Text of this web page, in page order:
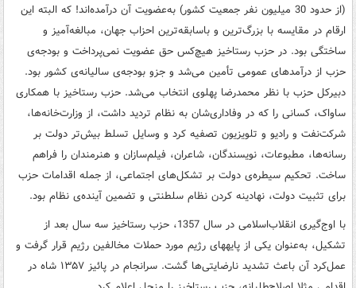
(از حدود 30 میلیون نفر جمعیت کشور) به‌عضویت آن درآمده‌اند! که البته این
ارقام در مقایسه با بزرگ‌ترین و باسابقه‌ترین احزاب جهان، مبالغه‌آمیز و
ساختگى بود. در حزب رستاخیز هیچ‌کس حق عضویت نمی‌پرداخت و بودجه‌ی
حزب از درآمدهاى عمومى تأمین می‌شد و جزو بودجه‌ی سالیانه‌ی کشور بود.
دبیرکل حزب با نظر محمدرضا پهلوى انتخاب می‌شد. حزب رستاخیز با همکارى
ساواک، کسانى را که در وفاداری‌شان به نظام تردید داشت، از وزارت‌خانه‌ها،
شرکت‌نفت و رادیو و تلویزیون تصفیه کرد و وسایل تسلط بیش‌تر دولت بر
رسانه‌ها، مطبوعات، نویسندگان، شاعران، فیلم‌سازان و هنرمندان را فراهم
ساخت. تحکیم سیطره‌ی دولت بر تشکل‌هاى اجتماعى، از جمله اقدامات حزب
براى تثبیت دولت، نهادینه کردن نظام سلطنتى و تضمین آینده‌ی نظام بود.
با اوج‌گیری انقلاب‌اسلامی در سال 1357، حزب رستاخیز سه سال بعد از
تشکیل، به‌عنوان یکی از پایه‏های رژیم مورد حملات مخالفین رژیم قرار گرفت و
عمل‌کرد آن باعث تشدید نارضایتی‌ها گشت. سرانجام در پائیز ۱۳۵۷ شاه در